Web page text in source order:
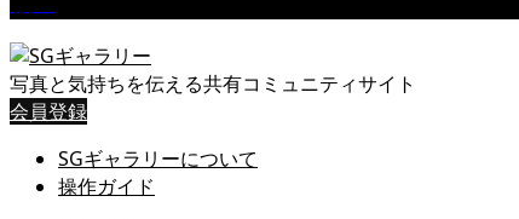
写真と気持ちを伝える共有コミュニティサイト
会員登録
SGギャラリーについて
操作ガイド